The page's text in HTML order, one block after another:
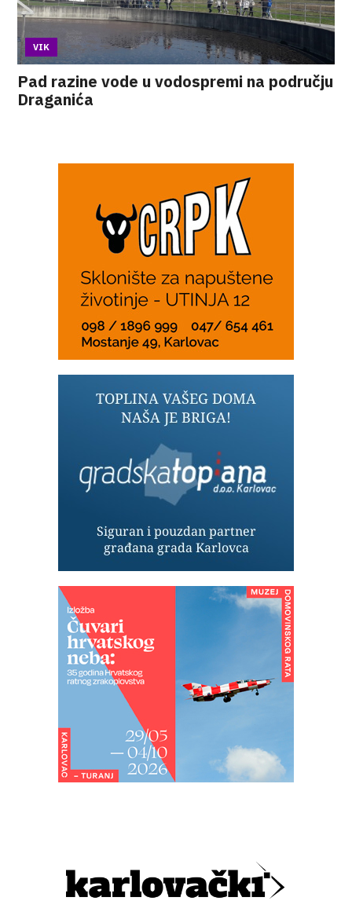
VIK
Pad razine vode u vodospremi na području
Draganića